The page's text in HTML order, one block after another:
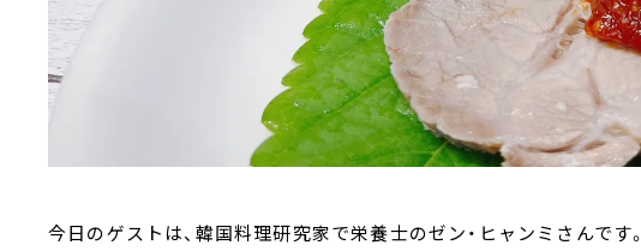
今日のゲストは、韓国料理研究家で栄養士のゼン・ヒャンミさんです。